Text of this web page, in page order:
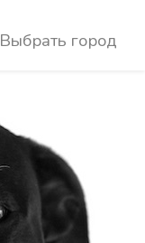
Выбрать город